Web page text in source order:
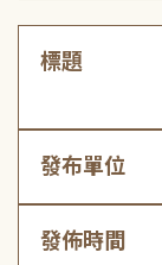
標題
發布單位
發佈時間